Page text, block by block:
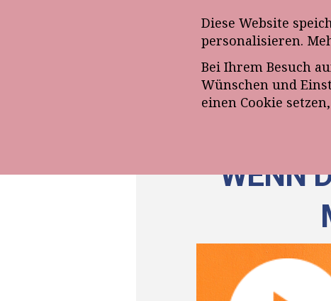
Diese Website
personalisieren.
Bei Ihrem Besuch
Wünschen und
einen Cookie
Anmeldung zum E-Mail-
ÜBER
WENN